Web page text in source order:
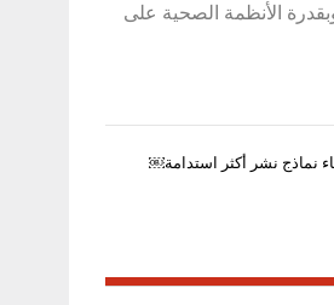
الأنظمة الصحية على
نماذج نشر أكثر استدامة￼